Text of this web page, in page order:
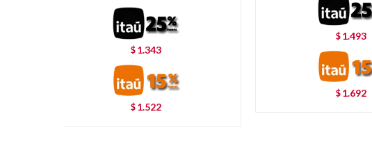
$ 1.343
$ 1.522
$ 1.493
$ 1.692